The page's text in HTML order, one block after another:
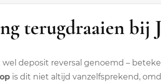
terugdraaien bij
deposit reversal genoemd –
is dit niet altijd vanzelfsprekend,